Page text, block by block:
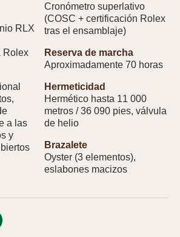
RLX
Rolex
a las
y
Cronómetro superlativo
(COSC + certificación Rolex
tras el ensamblaje)
Reserva de marcha
Aproximadamente 70 horas
Hermeticidad
Hermético hasta 11 000
metros / 36 090 pies, válvula
de helio
Brazalete
Oyster (3 elementos),
eslabones macizos